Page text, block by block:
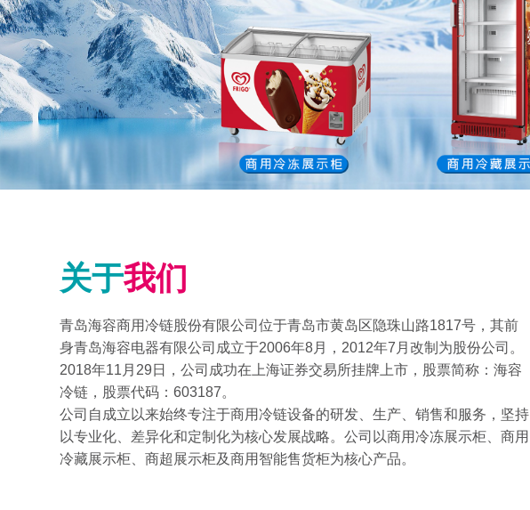
关于我们
青岛海容商用冷链股份有限公司位于青岛市黄岛区隐珠山路1817号，其前
身青岛海容电器有限公司成立于2006年8月，2012年7月改制为股份公司。
2018年11月29日，公司成功在上海证券交易所挂牌上市，股票简称：海容
冷链，股票代码：603187。
公司自成立以来始终专注于商用冷链设备的研发、生产、销售和服务，坚持
以专业化、差异化和定制化为核心发展战略。公司以商用冷冻展示柜、商用
冷藏展示柜、商超展示柜及商用智能售货柜为核心产品。